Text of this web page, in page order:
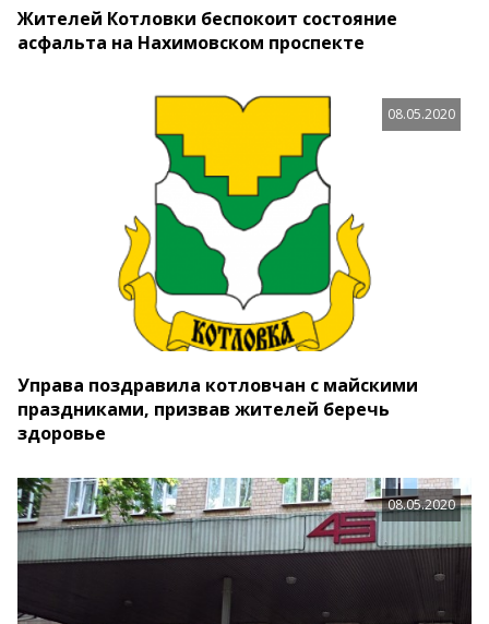
Жителей Котловки беспокоит состояние
асфальта на Нахимовском проспекте
08.05.2020
Управа поздравила котловчан с майскими
праздниками, призвав жителей беречь
здоровье
08.05.2020